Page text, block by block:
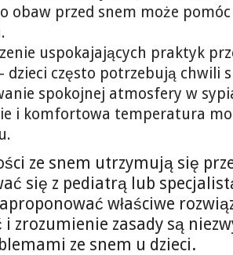
obaw przed snem może
uspokajających praktyk
dzieci często potrzebują chwili
spokojnej atmosfery w
i komfortowa temperatura
ze snem utrzymują się
się z pediatrą lub
właściwe
zrozumienie zasady są
ze snem u dzieci.